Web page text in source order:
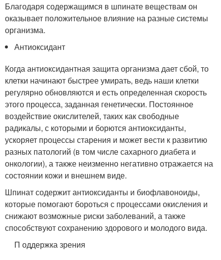
Благодаря содержащимся в шпинате веществам он
оказывает положительное влияние на разные системы
организма.
Антиоксидант
Когда антиоксидантная защита организма дает сбой, то
клетки начинают быстрее умирать, ведь наши клетки
регулярно обновляются и есть определенная скорость
этого процесса, заданная генетически. Постоянное
воздействие окислителей, таких как свободные
радикалы, с которыми и борются антиоксиданты,
ускоряет процессы старения и может вести к развитию
разных патологий (в том числе сахарного диабета и
онкологии), а также неизменно негативно отражается на
состоянии кожи и внешнем виде.
Шпинат содержит антиоксиданты и биофлавоноиды,
которые помогают бороться с процессами окисления и
снижают возможные риски заболеваний, а также
способствуют сохранению здорового и молодого вида.
П оддержка зрения